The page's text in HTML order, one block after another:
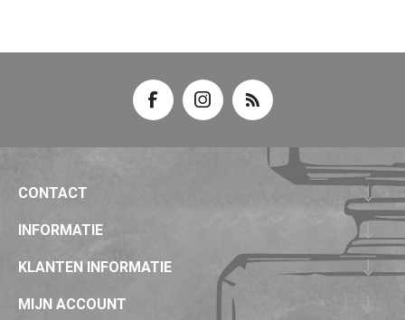
CONTACT
INFORMATIE
KLANTEN INFORMATIE
MIJN ACCOUNT